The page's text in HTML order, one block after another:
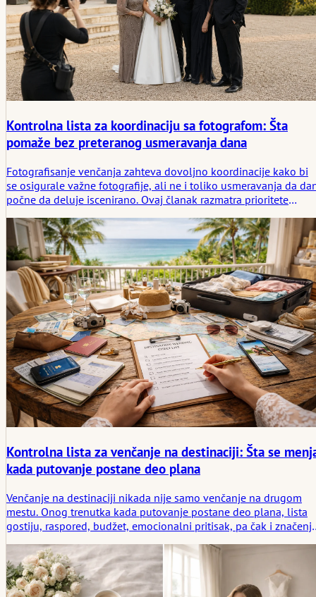
Kontrolna lista za koordinaciju sa fotografom: Šta
pomaže bez preteranog usmeravanja dana
Fotografisanje venčanja zahteva dovoljno koordinacije kako bi
se osigurale važne fotografije, ali ne i toliko usmeravanja da
počne da deluje iscenirano. Ovaj članak razmatra prioritete
pristup, ograničenja ceremonije i prostor koji je fotografima
potreban da bi uočili prave priče.
Kontrolna lista za venčanje na destinaciji: Šta se
kada putovanje postane deo plana
Venčanje na destinaciji nikada nije samo venčanje na drugom
mestu. Onog trenutka kada putovanje postane deo plana, lista
gostiju, raspored, budžet, emocionalni pritisak, pa čak i
kontrolna lista za venčanje na destinaciji zaista treba da
i zašto putovanje pretvara venčanje u proživljenu priču mnogo
pre nego što ceremonija počne.